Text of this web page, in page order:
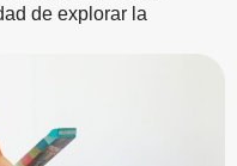
de explorar la